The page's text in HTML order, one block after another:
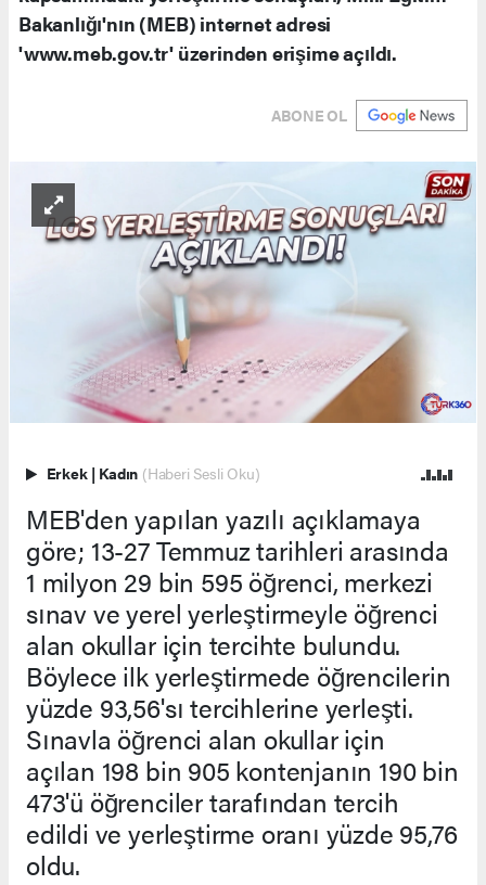
Bakanlığı'nın (MEB) internet adresi
'www.meb.gov.tr' üzerinden erişime açıldı.
ABONE OL
Erkek | Kadın (Haberi Sesli Oku)
MEB'den yapılan yazılı açıklamaya
göre; 13-27 Temmuz tarihleri arasında
1 milyon 29 bin 595 öğrenci, merkezi
sınav ve yerel yerleştirmeyle öğrenci
alan okullar için tercihte bulundu.
Böylece ilk yerleştirmede öğrencilerin
yüzde 93,56'sı tercihlerine yerleşti.
Sınavla öğrenci alan okullar için
açılan 198 bin 905 kontenjanın 190 bin
473'ü öğrenciler tarafından tercih
edildi ve yerleştirme oranı yüzde 95,76
oldu.